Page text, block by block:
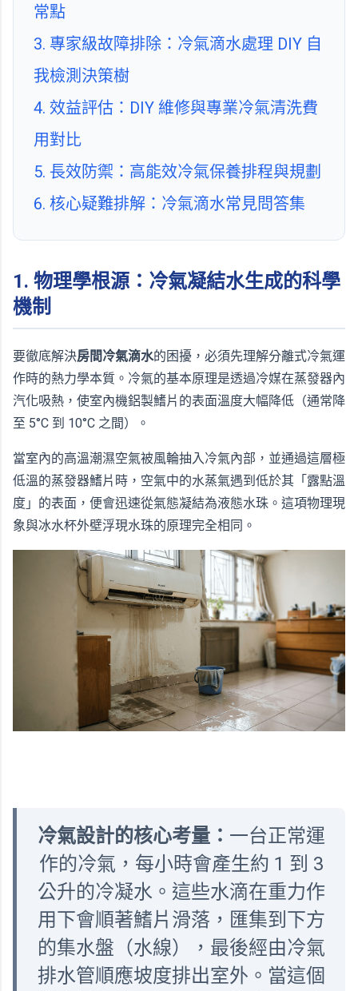
常點
3. 專家級故障排除：冷氣滴水處理 DIY 自
我檢測決策樹
4. 效益評估：DIY 維修與專業冷氣清洗費
用對比
5. 長效防禦：高能效冷氣保養排程與規劃
6. 核心疑難排解：冷氣滴水常見問答集
1. 物理學根源：冷氣凝結水生成的科學
機制
要徹底解決房間冷氣滴水的困擾，必須先理解分離式冷氣運
作時的熱力學本質。冷氣的基本原理是透過冷媒在蒸發器內
汽化吸熱，使室內機鋁製鰭片的表面溫度大幅降低（通常降
至 5°C 到 10°C 之間）。
當室內的高溫潮濕空氣被風輪抽入冷氣內部，並通過這層極
低溫的蒸發器鰭片時，空氣中的水蒸氣遇到低於其「露點溫
度」的表面，便會迅速從氣態凝結為液態水珠。這項物理現
象與冰水杯外壁浮現水珠的原理完全相同。
冷氣設計的核心考量： 一台正常運
作的冷氣，每小時會產生約 1 到 3
公升的冷凝水。這些水滴在重力作
用下會順著鰭片滑落，匯集到下方
的集水盤（水線），最後經由冷氣
排水管順應坡度排出室外。當這個